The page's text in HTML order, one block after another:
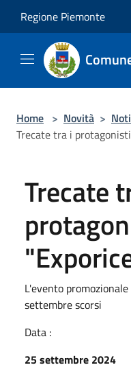
Regione Piemonte
Home > Novità >
Trecate tra i
Trecate
L'evento
settembre scorsi
Data :
25 settembre 2024